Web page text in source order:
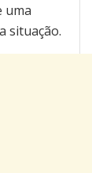
uma
situação.